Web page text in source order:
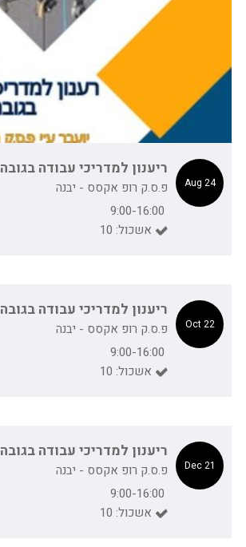
24 Aug
ריענון למדריכי עבודה בגובה
פ.ס.ק רופ אקסס - יבנה
אשכול: 10
22 Oct
ריענון למדריכי עבודה בגובה
פ.ס.ק רופ אקסס - יבנה
אשכול: 10
21 Dec
ריענון למדריכי עבודה בגובה
פ.ס.ק רופ אקסס - יבנה
אשכול: 10